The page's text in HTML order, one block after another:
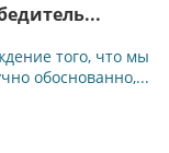
того, что мы
обоснованно,...